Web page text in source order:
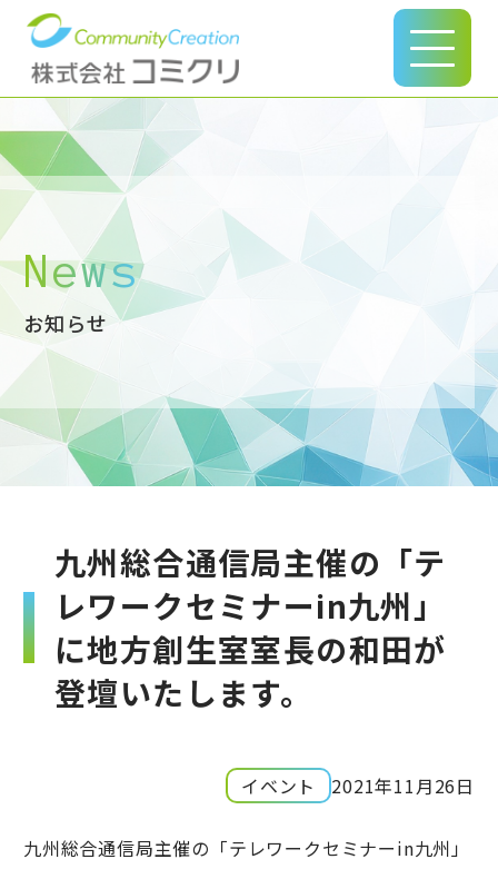
News
お知らせ
九州総合通信局主催の「テ
レワークセミナーin九州」
に地方創生室室長の和田が
登壇いたします。
イベント 2021年11月26日
九州総合通信局主催の「テレワークセミナーin九州」